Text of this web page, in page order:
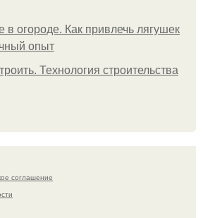
огороде. Как привлечь лягушек
опыт
Технология строительства
соглашение